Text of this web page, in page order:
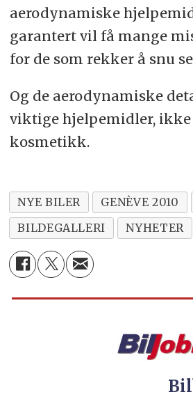
aerodynamiske
garantert vil få mange
for de som rekker å snu
Og de aerodynamiske
viktige hjelpemidler, ikke
kosmetikk.
NYE BILER GENÈVE 2010
BILDEGALLERI
NYHETER